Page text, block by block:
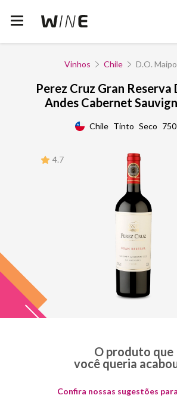
Vinhos Chile D.O.
Perez Cruz Gran Reserva
Andes Cabernet
Chile Tinto Seco
4.7
O produto que
você queria
Confira nossas sugestões